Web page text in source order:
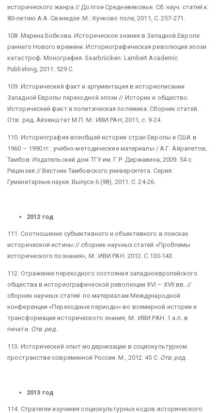
исторического жанра // Долгое Средневековье. Сб. науч. статей к
80-летию А.А. Сванидзе. М.: Кучково поле, 2011, С. 257-271.
108. Марина Бобкова. Историческое знание в Западной Европе
раннего Нового времени. Историографическая революция эпохи
катастроф. Монография. Saarbrücken: Lambert Academic
Publishing, 2011. 529 С.
109. Исторический факт и аргументация в историописании
Западной Европы переходной эпохи // Историк и общество.
Исторический факт и политическая полемика. Сборник статей.
Отв. ред. Айзенштат М.П. М.: ИВИ РАН, 2011, с. 9-24.
110. Историография всеобщей истории стран Европы и США в
1960 – 1990 гг.: учебно-методические материалы / А.Г. Айрапетов;
Тамбов: Издательский дом ТГУ им. Г.Р. Державина, 2009. 54 с.
Рецензия // Вестник Тамбовского университета. Серия:
Гуманитарные науки. Выпуск 6 (98), 2011. С. 24-26.
2012 год
111. Соотношение субъективного и объективного в поисках
исторической истины // сборник научных статей «Проблемы
исторического познания», М.: ИВИ РАН. 2012. С 130-143.
112. Отражение переходного состояния западноевропейского
общества в историографической революции XVI – XVII вв. //
сборник научных статей по материалам Международной
конференции «Переходные периоды» во всемирной истории и
трансформации исторического знания, М.: ИВИ РАН. 1 а.л. в
печати. Отв. ред.
113. Исторический опыт модернизации в социокультурном
пространстве современной России. М., 2012. 45 С. Отв. ред.
2013 год
114. Стратегии изучения социокультурных кодов исторического